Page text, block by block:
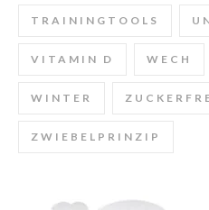
TRAININGTOOLS
VITAMIN D WECH
WINTER
ZWIEBELPRINZIP